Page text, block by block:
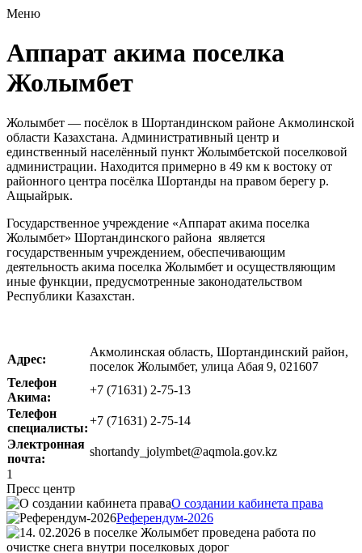
Меню
Аппарат акима поселка
Жолымбет
Жолымбет — посёлок в Шортандинском районе Акмолинской
области Казахстана. Административный центр и
единственный населённый пункт Жолымбетской поселковой
администрации. Находится примерно в 49 км к востоку от
районного центра посёлка Шортанды на правом берегу р.
Ащыайрык.
Государственное учреждение «Аппарат акима поселка
Жолымбет» Шортандинского района является
государственным учреждением, обеспечивающим
деятельность акима поселка Жолымбет и осуществляющим
иные функции, предусмотренные законодательством
Республики Казахстан.
Адрес:
Акмолинская область, Шортандинский район,
поселок Жолымбет, улица Абая 9, 021607
Телефон
Акима:
+7 (71631) 2-75-13
Телефон
специалисты:
+7 (71631) 2-75-14
Электронная
почта:
shortandy_jolymbet@aqmola.gov.kz
1
Пресс центр
О создании кабинета права
Референдум-2026